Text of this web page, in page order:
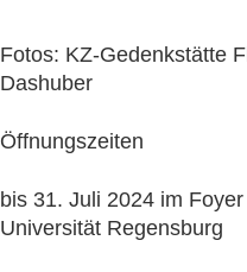
Fotos: KZ-Gedenkstätte
Dashuber
Öffnungszeiten
bis 31. Juli 2024 im
Universität Regensburg